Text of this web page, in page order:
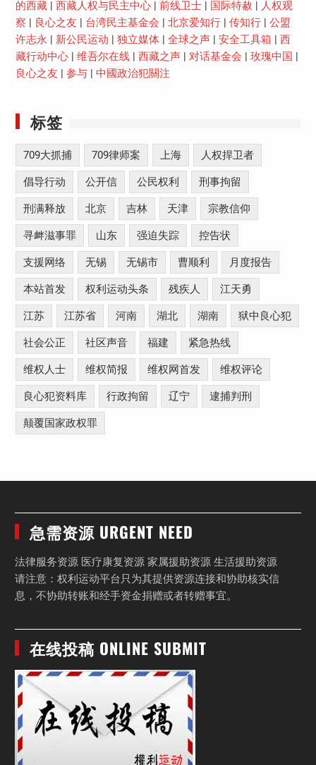
的西藏| 西藏人权与民主中心| 前线卫士| 国际特赦
人权观
察
良心之友 台湾民主基金会 北京爱知行| 传知行| 公盟
许志永
新公民运动 独立媒体| 全球之声| 安全工具箱
西
藏行动中心| 维吾尔在线| 西藏之声| 对话基金会 玫瑰中国
良心之友
参与| 中國政治犯關注
标签
709大抓捕 709律师案 上海 人权捍卫者
倡导行动 公开信 公民权利 刑事拘留
刑满释放 北京 吉林 天津 宗教信仰
寻衅滋事罪 山东 强迫失踪 控告状
支援网络 无锡 无锡市 曹顺利 月度报告
本站首发 权利运动头条 残疾人 江天勇
江苏 江苏省 河南 湖北 湖南 狱中良心犯
社会公正 社区声音 福建 紧急热线
维权人士 维权简报 维权网首发 维权评论
良心犯资料库 行政拘留 辽宁 逮捕判刑
颠覆国家政权罪
急需资源 URGENT NEED
法律服务资源 医疗康复资源 家属援助资源 生活援助资源
请注意：权利运动平台只为其提供资源连接和协助核实信
息，不协助转账和经手资金捐赠或者转赠事宜。
在线投稿 ONLINE SUBMIT